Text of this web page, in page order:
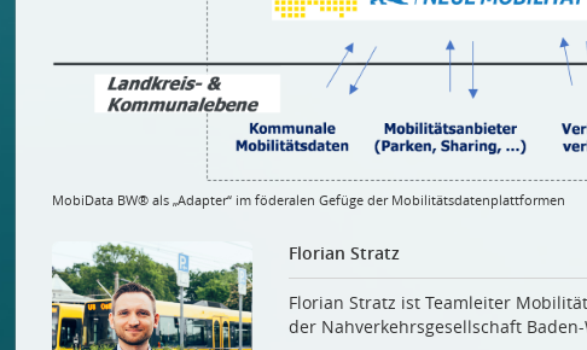
MobiData BW® als „Adapter“ im föderalen Gefüge der Mobilitätsdatenplattformen
Florian Stratz
Florian Stratz ist Teamleiter
der Nahverkehrsgesellschaft